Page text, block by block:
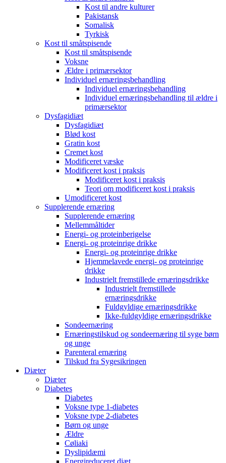
Kost til andre kulturer
Pakistansk
Somalisk
Tyrkisk
Kost til småtspisende
Kost til småtspisende
Voksne
Ældre i primærsektor
Individuel ernæringsbehandling
Individuel ernæringsbehandling
Individuel ernæringsbehandling til ældre i
primærsektor
Dysfagidiæt
Dysfagidiæt
Blød kost
Gratin kost
Cremet kost
Modificeret væske
Modificeret kost i praksis
Modificeret kost i praksis
Teori om modificeret kost i praksis
Umodificeret kost
Supplerende ernæring
Supplerende ernæring
Mellemmåltider
Energi- og proteinberigelse
Energi- og proteinrige drikke
Energi- og proteinrige drikke
Hjemmelavede energi- og proteinrige
drikke
Industrielt fremstillede ernæringsdrikke
Industrielt fremstillede
ernæringsdrikke
Fuldgyldige ernæringsdrikke
Ikke-fuldgyldige ernæringsdrikke
Sondeernæring
Ernæringstilskud og sondeernæring til syge børn
og unge
Parenteral ernæring
Tilskud fra Sygesikringen
Diæter
Diæter
Diabetes
Diabetes
Voksne type 1-diabetes
Voksne type 2-diabetes
Børn og unge
Ældre
Cøliaki
Dyslipidæmi
Energireduceret diæt